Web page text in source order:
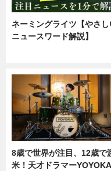
ネーミングライツ【やさし
ニュースワード解説】
8歳で世界が注目、12歳で
米！天才ドラマー